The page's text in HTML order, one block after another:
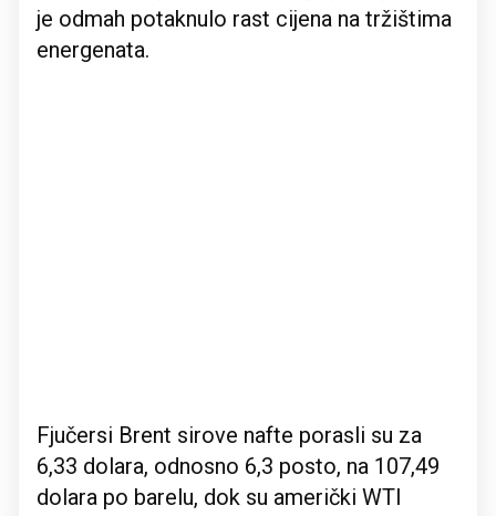
je odmah potaknulo rast cijena na tržištima
energenata.
Fjučersi Brent sirove nafte porasli su za
6,33 dolara, odnosno 6,3 posto, na 107,49
dolara po barelu, dok su američki WTI